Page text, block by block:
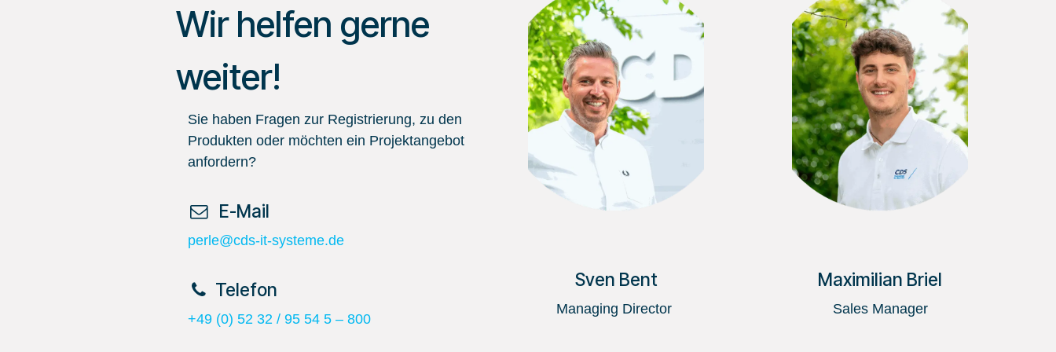
Wir helfen gerne
weiter!
Sie haben Fragen zur Registrierung, zu den
Produkten oder möchten ein Projektangebot
anfordern?
​ E-Mail
perle@cds-it-systeme.de
​Telefon
+49 (0) 52 32 / 95 54 5 – 800
Sven Bent
Managing Director
Maximilian Briel
Sales Manager